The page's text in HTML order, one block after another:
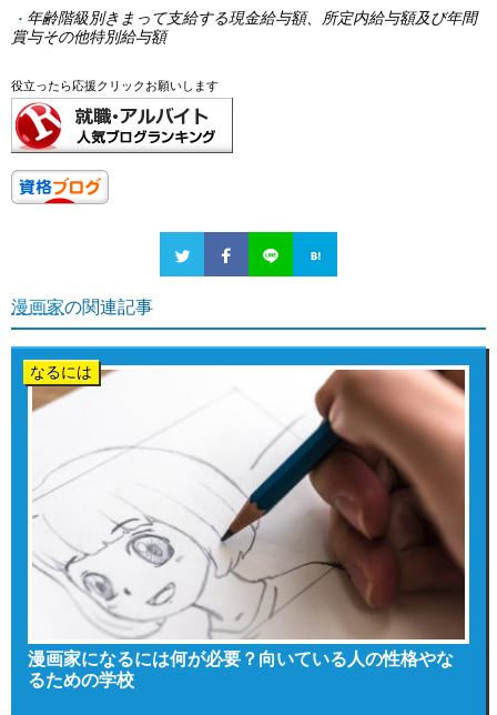
年齢階級別きまって支給する現金給与額、所定内給与額及び年間
賞与その他特別給与額
役立ったら応援クリックお願いします
漫画家の関連記事
なるには
漫画家になるには何が必要？向いている人の性格やな
るための学校